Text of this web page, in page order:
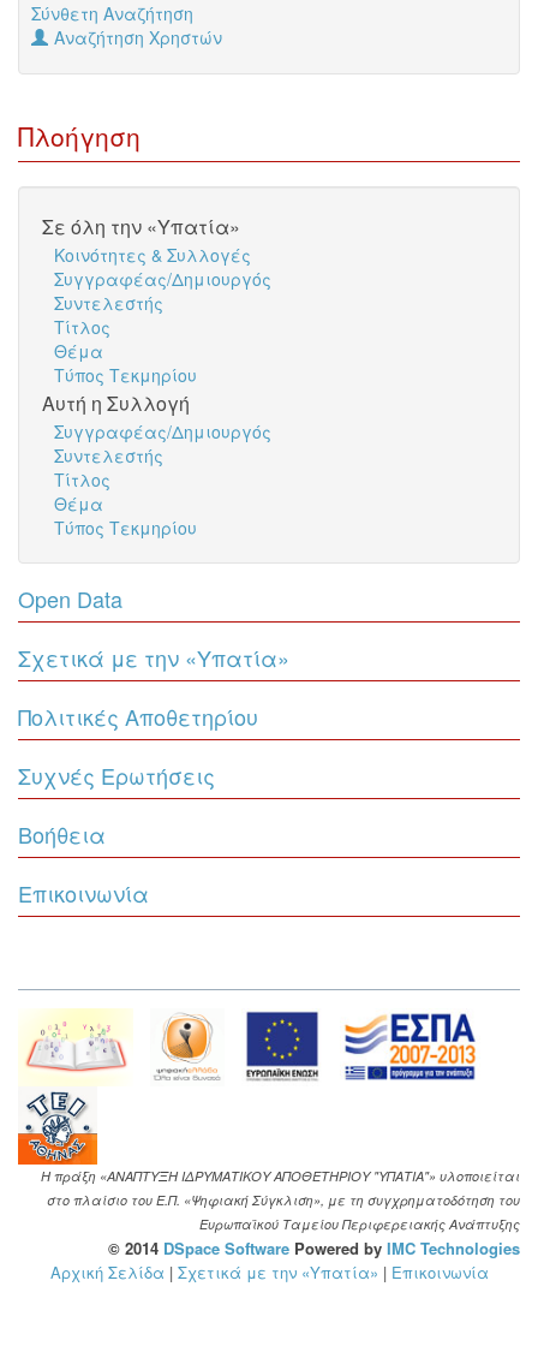
Σύνθετη Αναζήτηση
Αναζήτηση Χρηστών
Πλοήγηση
Σε όλη την «Υπατία»
Κοινότητες & Συλλογές
Συγγραφέας/Δημιουργός
Συντελεστής
Τίτλος
Θέμα
Τύπος Τεκμηρίου
Αυτή η Συλλογή
Συγγραφέας/Δημιουργός
Συντελεστής
Τίτλος
Θέμα
Τύπος Τεκμηρίου
Open Data
Σχετικά με την «Υπατία»
Πολιτικές Αποθετηρίου
Συχνές Ερωτήσεις
Βοήθεια
Επικοινωνία
Η πράξη «ΑΝΑΠΤΥΞΗ ΙΔΡΥΜΑΤΙΚΟΥ ΑΠΟΘΕΤΗΡΙΟΥ "ΥΠΑΤΙΑ"» υλοποιείται
στο πλαίσιο του Ε.Π. «Ψηφιακή Σύγκλιση», με τη συγχρηματοδότηση του
Ευρωπαϊκού Ταμείου Περιφερειακής Ανάπτυξης
© 2014 DSpace Software Powered by IMC Technologies
Αρχική Σελίδα | Σχετικά με την «Υπατία» | Επικοινωνία